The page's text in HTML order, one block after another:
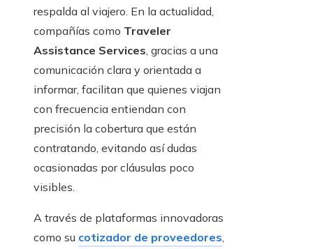
respalda al viajero. En la actualidad,
compañías como Traveler
Assistance Services, gracias a una
comunicación clara y orientada a
informar, facilitan que quienes viajan
con frecuencia entiendan con
precisión la cobertura que están
contratando, evitando así dudas
ocasionadas por cláusulas poco
visibles.
A través de plataformas innovadoras
como su cotizador de proveedores,